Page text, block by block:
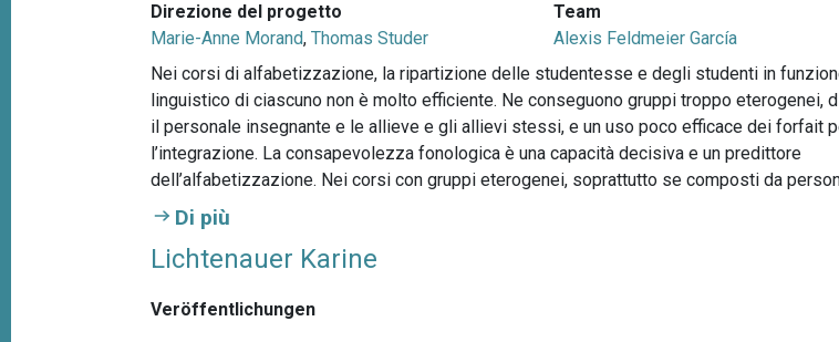
Direzione del progetto
Marie-Anne Morand,Thomas Studer
Team
Alexis Feldmeier García
Nei corsi di alfabetizzazione, la ripartizione delle studentesse e degli studenti in
linguistico di ciascuno non è molto efficiente. Ne conseguono gruppi troppo eterogenei,
il personale insegnante e le allieve e gli allievi stessi, e un uso poco efficace dei forfait
l’integrazione. La consapevolezza fonologica è una capacità decisiva e un predittore
dell’alfabetizzazione. Nei corsi con gruppi eterogenei, soprattutto se composti da
Di più
Lichtenauer Karine
Veröffentlichungen